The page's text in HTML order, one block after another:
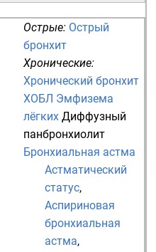
Острые: Острый
бронхит
Хронические:
Хронический бронхит
ХОБЛ Эмфизема
лёгких Диффузный
панбронхиолит
Бронхиальная астма
Астматический
статус,
Аспириновая
бронхиальная
астма,